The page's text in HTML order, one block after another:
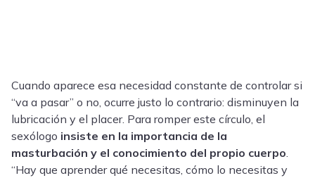
Cuando aparece esa necesidad constante de controlar si
“va a pasar” o no, ocurre justo lo contrario: disminuyen la
lubricación y el placer. Para romper este círculo, el
sexólogo insiste en la importancia de la
masturbación y el conocimiento del propio cuerpo
“Hay que aprender qué necesitas, cómo lo necesitas y